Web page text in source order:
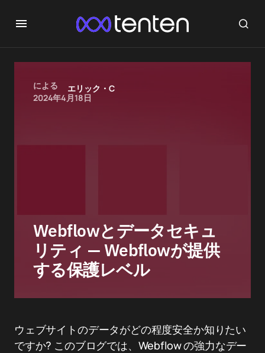
による
エリック・C
2024年4月18日
Webflowとデータセキュ
リティ — Webflowが提供
する保護レベル
ウェブサイトのデータがどの程度安全か知りたい
ですか? このブログでは、Webflow の強力なデー